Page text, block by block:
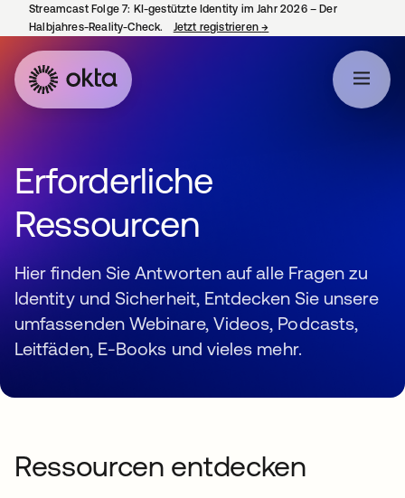
Streamcast Folge 7: KI-gestützte Identity im Jahr 2026 – Der
Halbjahres-Reality-Check.
Jetzt registrieren→
Erforderliche
Ressourcen
Hier finden Sie Antworten auf alle Fragen zu
Identity und Sicherheit, Entdecken Sie unsere
umfassenden Webinare, Videos, Podcasts,
Leitfäden, E-Books und vieles mehr.
Ressourcen entdecken